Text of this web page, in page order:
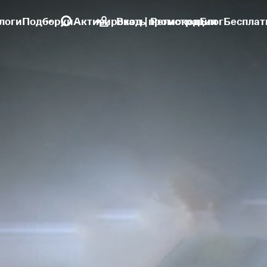
ПодборкиАктивировать промокодБлог
Вход | Регистрация